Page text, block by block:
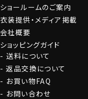
・高品質かつ機能的、環
ウールは天然繊維なの
生分解性があり、それで
REDAのニュージーラ
されたニュージーラン
REDA ACTIVE。
シャツ生地と比較する
かつ機能的、さらにエコ
ショールームのご案内
衣装提供・メディア掲載
会社概要
ショッピングガイド
送料について
返品交換について
お買い物FAQ
お問い合わせ